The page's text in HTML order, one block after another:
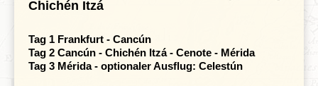
Chichén Itzá
Tag 1 Frankfurt - Cancún
Tag 2 Cancún - Chichén Itzá - Cenote - Mérida
Tag 3 Mérida - optionaler Ausflug: Celestún